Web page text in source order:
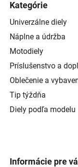
Kategórie
Univerzálne diely
Náplne a údržba
Motodiely
Príslušenstvo a
Oblečenie a
Tip týždňa
Diely podľa modelu
Informácie pre